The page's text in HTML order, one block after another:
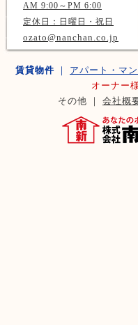
AM 9:00～PM 6:00
定休日：日曜日・祝日
ozato@nanchan.co.jp
賃貸物件 ｜ アパート・マ
オーナー
その他 ｜ 会社概